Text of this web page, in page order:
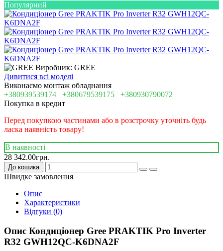
Популярний
Виробник: GREE
Дивитися всі моделі
Виконаємо монтаж обладнання
+380939539174 +380679539175 +380930790072
Покупка в кредит
Перед покупкою частинами або в розстрочку уточніть будь
ласка наявність товару!
В наявності
28 342.00грн.
До кошика
Швидке замовлення
Опис
Характеристики
Відгуки (0)
Опис Кондиціонер Gree PRAKTIK Pro Inverter
R32 GWH12QC-K6DNA2F